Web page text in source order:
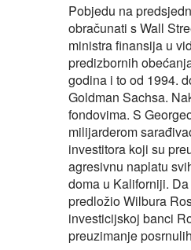
Pobjedu na
obračunati s Wall
ministra finansija u
predizbornih
godina i to od 1994.
Goldman Sachsa.
fondovima. S
milijarderom
investitora koji su
agresivnu naplatu
doma u Kaliforniji.
predložio Wilbura
investicijskoj banci
preuzimanje